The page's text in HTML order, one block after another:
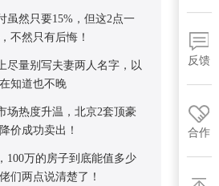
虽然只要15%，但这2点一
不然只有后悔！
尽量别写夫妻两人名字，以
知道也不晚
场热度升温，北京2套顶豪
价成功卖出！
100万的房子到底能值多少
们两点说清楚了！
反馈
合作